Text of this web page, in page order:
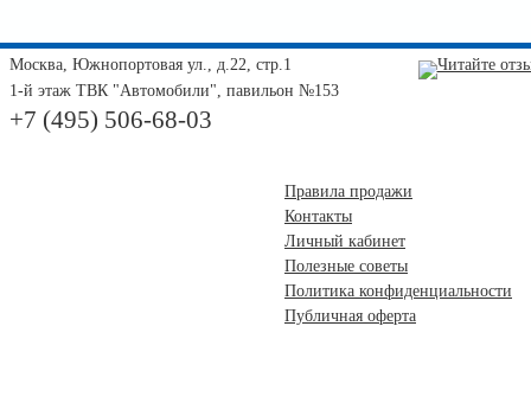
Москва, Южнопортовая ул., д.22, стр.1
1-й этаж ТВК "Автомобили", павильон №153
+7 (495) 506-68-03
Правила продажи
Контакты
Личный кабинет
Полезные советы
Политика конфиденциальности
Публичная оферта